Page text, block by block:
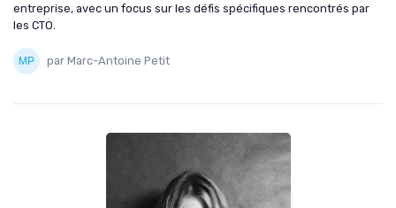
entreprise, avec un focus sur les défis spécifiques rencontrés par
les CTO.
par Marc-Antoine Petit